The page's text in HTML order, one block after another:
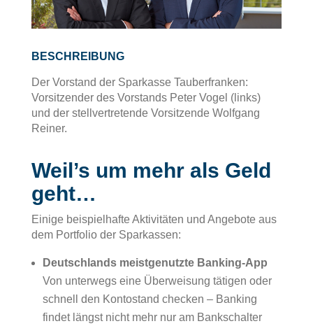
BESCHREIBUNG
Der Vorstand der Sparkasse Tauberfranken:
Vorsitzender des Vorstands Peter Vogel (links)
und der stellvertretende Vorsitzende Wolfgang
Reiner.
Weil’s um mehr als Geld
geht…
Einige beispielhafte Aktivitäten und Angebote aus
dem Portfolio der Sparkassen:
Deutschlands meistgenutzte Banking-App
Von unterwegs eine Überweisung tätigen oder
schnell den Kontostand checken – Banking
findet längst nicht mehr nur am Bankschalter